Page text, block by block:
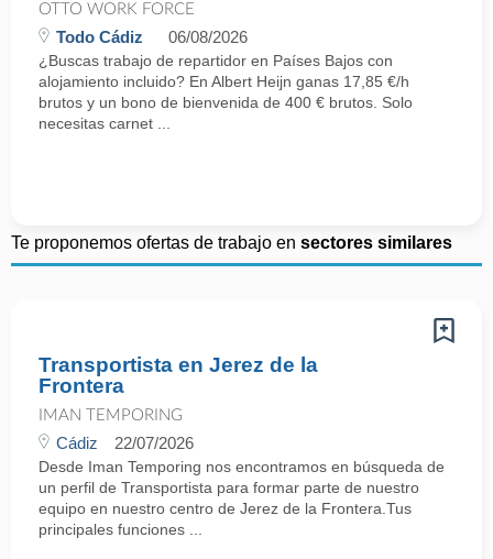
OTTO WORK FORCE
Todo Cádiz 06/08/2026
¿Buscas trabajo de repartidor en Países Bajos con
alojamiento incluido? En Albert Heijn ganas 17,85 €/h
brutos y un bono de bienvenida de 400 € brutos. Solo
necesitas carnet ...
Te proponemos ofertas de trabajo en sectores similares
Transportista en Jerez de la
Frontera
IMAN TEMPORING
Cádiz 22/07/2026
Desde Iman Temporing nos encontramos en búsqueda de
un perfil de Transportista para formar parte de nuestro
equipo en nuestro centro de Jerez de la Frontera.Tus
principales funciones ...